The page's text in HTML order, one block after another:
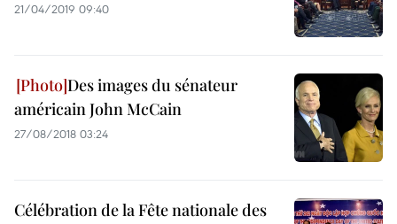
21/04/2019 09:40
Des images du sénateur
américain John McCain
27/08/2018 03:24
Célébration de la Fête nationale des